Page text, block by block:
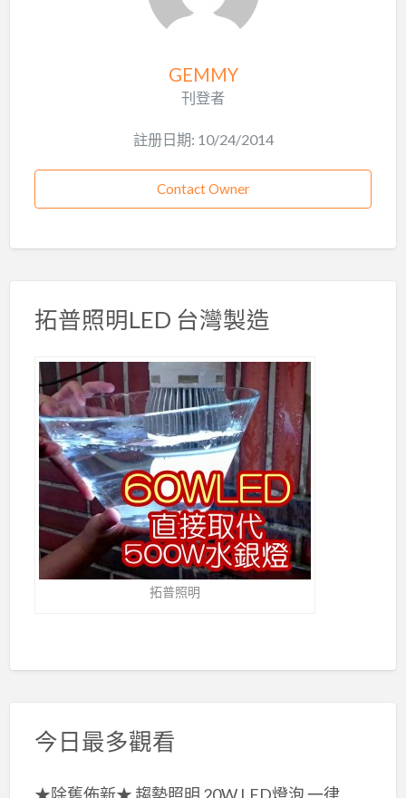
GEMMY
刊登者
註册日期: 10/24/2014
Contact Owner
拓普照明LED 台灣製造
拓普照明
今日最多觀看